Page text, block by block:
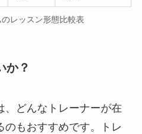
レッスン形態比較表
か？
、どんなトレーナーが在
のもおすすめです。トレ